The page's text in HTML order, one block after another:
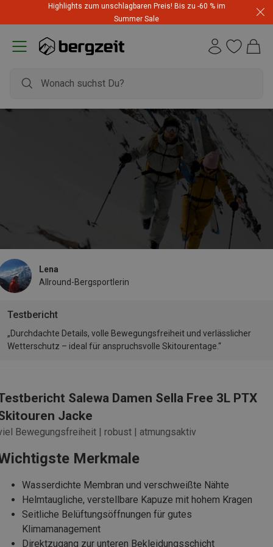
Highlights zum unschlagbaren Preis! Bis zu -60 % im
Summer Sale
Testbericht
Lena
Allround-Bergsportlerin
„Durchdachte Details, volle Bewegungsfreiheit und verlässlicher
Wetterschutz – ideal für anspruchsvolle Skitourentage.“
Salewa Damen Sella Free 3L PTX
Jacke
Bewegungsfreiheit | robust | atmungsaktiv
Merkmale
Wasserdichte Membran und verschweißte Nähte
Helmtaugliche, verstellbare Kapuze mit hohem Kragen
Seitliche Belüftungsöffnungen für gutes
Klimamanagement
Direktzugang zur unteren Bekleidungsschicht